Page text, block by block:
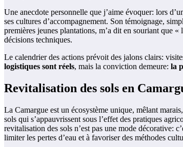
Une anecdote personnelle que j’aime évoquer: lors
ses cultures d’accompagnement. Son témoignage,
premières jeunes plantations, m’a dit en souriant que
décisions techniques.
Le calendrier des actions prévoit des jalons clairs:
logistiques sont réels, mais la conviction demeure: la
Revitalisation des sols en
La Camargue est un écosystème unique, mêlant
sols qui s’appauvrissent sous l’effet des pratiques
revitalisation des sols n’est pas une mode décorative:
limiter les pertes d’eau et à favoriser des méthodes